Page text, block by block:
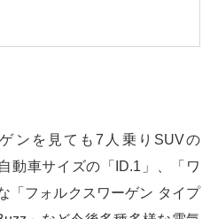
ンを見ても7人乗りSUVの
動車サイズの「ID.1」、「ワ
「フォルクスワーゲン タイプ